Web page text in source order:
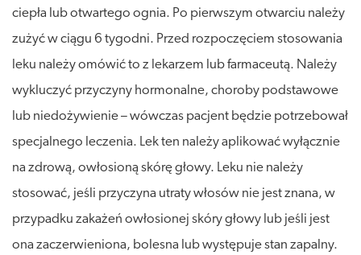
ciepła lub otwartego ognia. Po pierwszym otwarciu należy
zużyć w ciągu 6 tygodni. Przed rozpoczęciem stosowania
leku należy omówić to z lekarzem lub farmaceutą. Należy
wykluczyć przyczyny hormonalne, choroby podstawowe
lub niedożywienie – wówczas pacjent będzie potrzebował
specjalnego leczenia. Lek ten należy aplikować wyłącznie
na zdrową, owłosioną skórę głowy. Leku nie należy
stosować, jeśli przyczyna utraty włosów nie jest znana, w
przypadku zakażeń owłosionej skóry głowy lub jeśli jest
ona zaczerwieniona, bolesna lub występuje stan zapalny.